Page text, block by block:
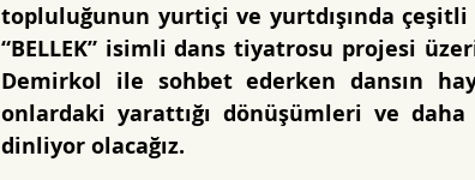
topluluğunun yurtiçi ve yurtdışında
“BELLEK” isimli dans tiyatrosu projesi
Demirkol ile sohbet ederken dansın
onlardaki yarattığı dönüşümleri ve
dinliyor olacağız.